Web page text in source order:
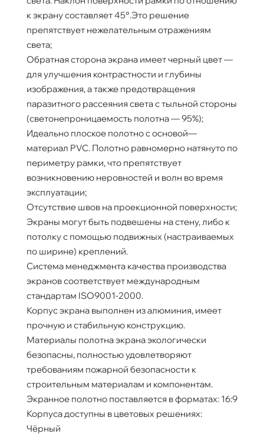
к экрану составляет 45°.Это решение
препятствует нежелательным отражениям
света;
Обратная сторона экрана имеет черный цвет —
для улучшения контрастности и глубины
изображения, а также предотвращения
паразитного рассеяния света с тыльной стороны
(светонепроницаемость полотна — 95%);
Идеально плоское полотно с основой—
материал PVC. Полотно равномерно натянуто по
периметру рамки, что препятствует
возникновению неровностей и волн во время
эксплуатации;
Отсутствие швов на проекционной поверхности;
Экраны могут быть подвешены на стену, либо к
потолку с помощью подвижных (настраиваемых
по ширине) креплений.
Система менеджмента качества производства
экранов соответствует международным
стандартам ISO9001-2000.
Корпус экрана выполнен из алюминия, имеет
прочную и стабильную конструкцию.
Материалы полотна экрана экологически
безопасны, полностью удовлетворяют
требованиям пожарной безопасности к
строительным материалам и компонентам.
Экранное полотно поставляется в форматах: 16:9
Корпуса доступны в цветовых решениях:
Чёрный